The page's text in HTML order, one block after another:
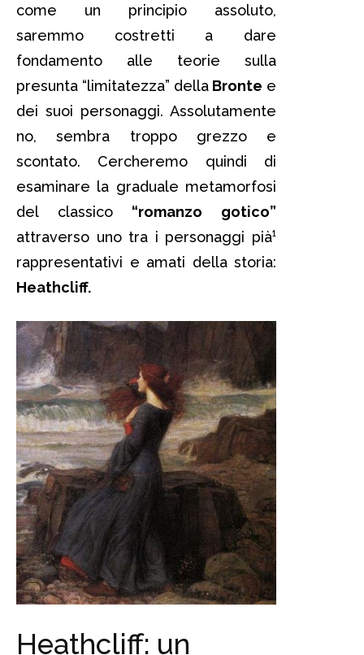
come un principio assoluto,
saremmo costretti a dare
fondamento alle teorie sulla
presunta “limitatezza” della Bronte e
dei suoi personaggi. Assolutamente
no, sembra troppo grezzo e
scontato. Cercheremo quindi di
esaminare la graduale metamorfosi
del classico “romanzo gotico”
attraverso uno tra i personaggi pià¹
rappresentativi e amati della storia:
Heathcliff.
Heathcliff: un